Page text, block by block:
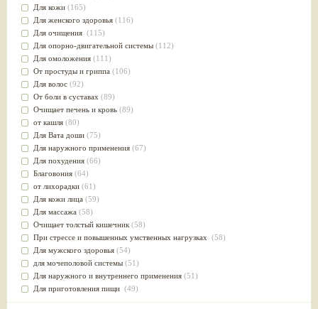
Для кожи (165)
Для женского здоровья (116)
Для очищения (115)
Для опорно-двигательной системы (112)
Для омоложения (111)
От простуды и гриппа (106)
Для волос (92)
От боли в суставах (89)
Очищает печень и кровь (89)
от кашля (80)
Для Вата доши (75)
Для наружного применения (67)
Для похудения (66)
Благовония (64)
от лихорадки (61)
Для кожи лица (59)
Для массажа (58)
Очищает толстый кишечник (58)
При стрессе и повышенных умственных нагрузках (58)
Для мужского здоровья (54)
для мочеполовой системы (51)
Для наружного и внутреннего применения (51)
Для приготовления пищи (49)
от инфекций мочеполовой системы(49)